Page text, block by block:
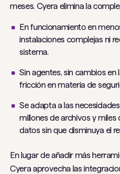
meses. Cyera elimina la
En funcionamiento en
instalaciones complejas ni
sistema.
Sin agentes, sin cambios
fricción en materia de
Se adapta a las
millones de archivos y
datos sin que disminuya el
En lugar de añadir más
Cyera aprovecha las